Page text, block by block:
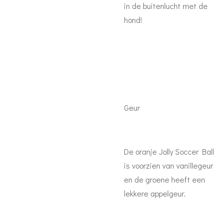
in de buitenlucht met de
hond!
Geur
De oranje Jolly Soccer Ball
is voorzien van vanillegeur
en de groene heeft een
lekkere appelgeur.